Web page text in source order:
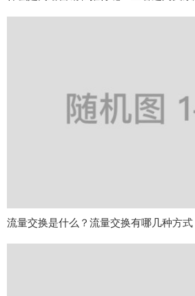
流量交换是什么？流量交换有哪几种方式